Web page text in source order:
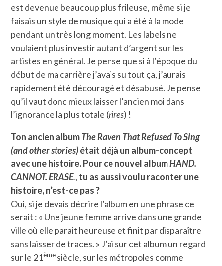
KARMA –
ANNIVERSAIRE
SOCIAUX
est devenue beaucoup plus frileuse, même si je
faisais un style de musique qui a été à la mode
pendant un très long moment. Les labels ne
voulaient plus investir autant d’argent sur les
artistes en général. Je pense que si à l’époque du
début de ma carrière j’avais su tout ça, j’aurais
rapidement été découragé et désabusé. Je pense
qu’il vaut donc mieux laisser l’ancien moi dans
l’ignorance la plus totale (rires) !
Ton ancien albumThe Raven That Refused To Sing
(and other stories)était déjà un album-concept
avec une histoire. Pour ce nouvel albumHAND.
CANNOT. ERASE., tu as aussi voulu raconter une
histoire, n’est-ce pas ?
Oui, si je devais décrire l’album en une phrase ce
serait : « Une jeune femme arrive dans une grande
ville où elle parait heureuse et finit par disparaître
sans laisser de traces. » J’ai sur cet album un regard
sur le 21ème siècle, sur les métropoles comme